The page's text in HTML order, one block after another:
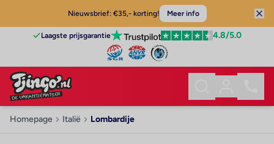
Nieuwsbrief: €35,- korting! Meer info
Laagste prijsgarantie 4.8/5.0
Homepage Italië Lombardije